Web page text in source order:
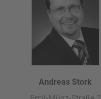
Andreas Stork